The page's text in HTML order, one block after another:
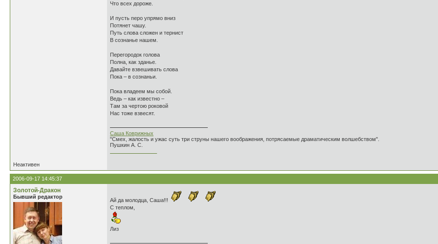
Что всех дороже.
И пусть перо упрямо вниз
Потянет чашу.
Путь слова сложен и тернист
В сознанье нашем.
Перегородок голова
Полна, как зданье.
Давайте взвешивать слова
Пока – в сознаньи.
Пока владеем мы собой.
Ведь – как известно –
Там за чертою роковой
Нас тоже взвесят.
Саша Коврижных
"Смех, жалость и ужас суть три струны нашего воображения, потрясаемые драматическим волшебством".
Пушкин А. С.
Неактивен
2006-09-17 14:45:37
Золотой-Дракон
Бывший редактор
Ай да молодца, Саша!!!
С теплом,
Лиз